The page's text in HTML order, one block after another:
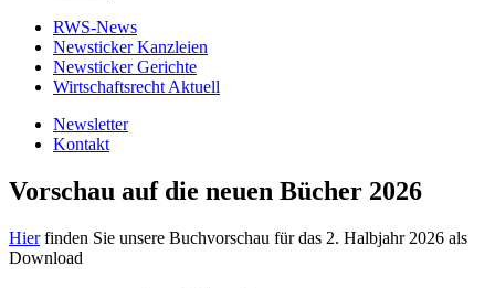
RWS-News
Newsticker Kanzleien
Newsticker Gerichte
Wirtschaftsrecht Aktuell
Newsletter
Kontakt
Vorschau auf die neuen Bücher 2026
Hierfinden Sie unsere Buchvorschau für das 2. Halbjahr 2026 als
Download